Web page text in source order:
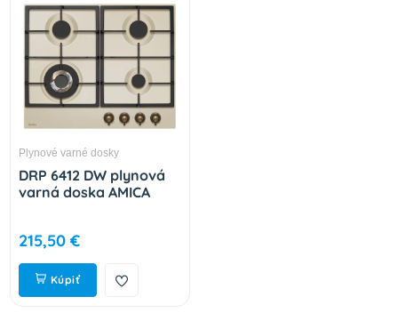
Plynové varné dosky
DRP 6412 DW plynová
varná doska AMICA
215,50 €
Kúpiť